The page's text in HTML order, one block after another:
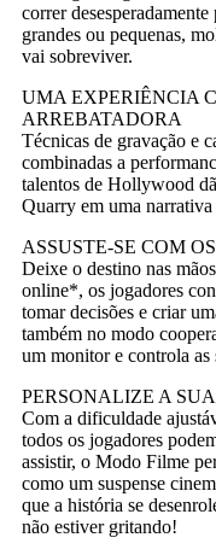
correr
grandes ou pequenas,
vai sobreviver.
UMA EXPERIÊNCIA
ARREBATADORA
Técnicas de gravação e
combinadas a
talentos de Hollywood
Quarry em uma
ASSUSTE-SE COM
Deixe o destino nas
online*, os jogadores
tomar decisões e criar
também no modo
um monitor e controla as
PERSONALIZE A
Com a dificuldade
todos os jogadores
assistir, o Modo Filme
como um suspense
que a história se
não estiver gritando!